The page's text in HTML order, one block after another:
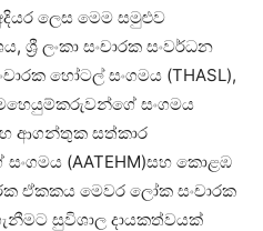
ලෙස මෙම සමුළුව
ශ්‍රී ලංකා සංචාරක සංවර්ධන
හෝටල් සංගමය (THASL),
සංගමය
ආගන්තුක සත්කාර
(AATEHM)සහ කොළඹ
ඒකකය මෙවර ලෝක සංචාරක
සුවිශාල දායකත්වයක්